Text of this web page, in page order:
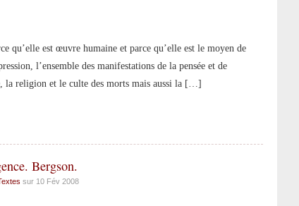
est œuvre humaine et parce qu’elle est le moyen de
l’ensemble des manifestations de la pensée et de
la religion et le culte des morts mais aussi la […]
Bergson.
sur 10 Fév 2008